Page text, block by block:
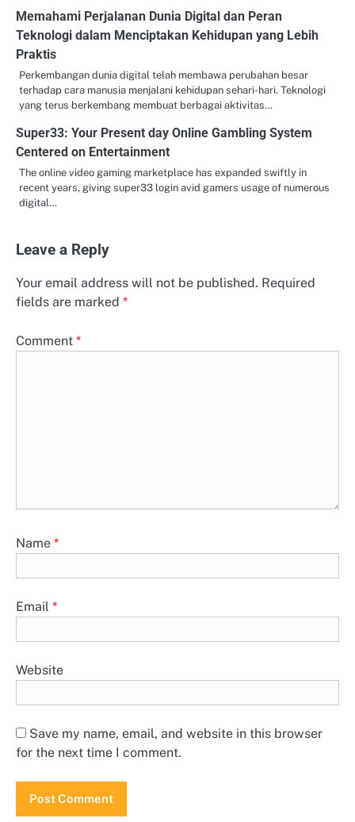
Memahami Perjalanan Dunia Digital dan Peran
Teknologi dalam Menciptakan Kehidupan yang Lebih
Praktis
Perkembangan dunia digital telah membawa perubahan besar
terhadap cara manusia menjalani kehidupan sehari-hari. Teknologi
yang terus berkembang membuat berbagai aktivitas…
Super33: Your Present day Online Gambling System
Centered on Entertainment
The online video gaming marketplace has expanded swiftly in
recent years, giving super33 login avid gamers usage of numerous
digital…
Leave a Reply
Your email address will not be published. Required
fields are marked *
Comment *
Name *
Email *
Website
Save my name, email, and website in this browser
for the next time I comment.